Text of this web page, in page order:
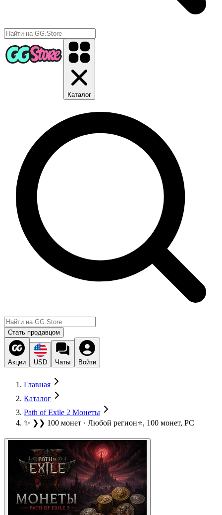
Каталог
Стать продавцом
Акции USD Чаты Войти
Главная
Каталог
Path of Exile 2 Монеты
✨ ❯❯ 100 монет · Любой регион⭐, 100 монет, PC